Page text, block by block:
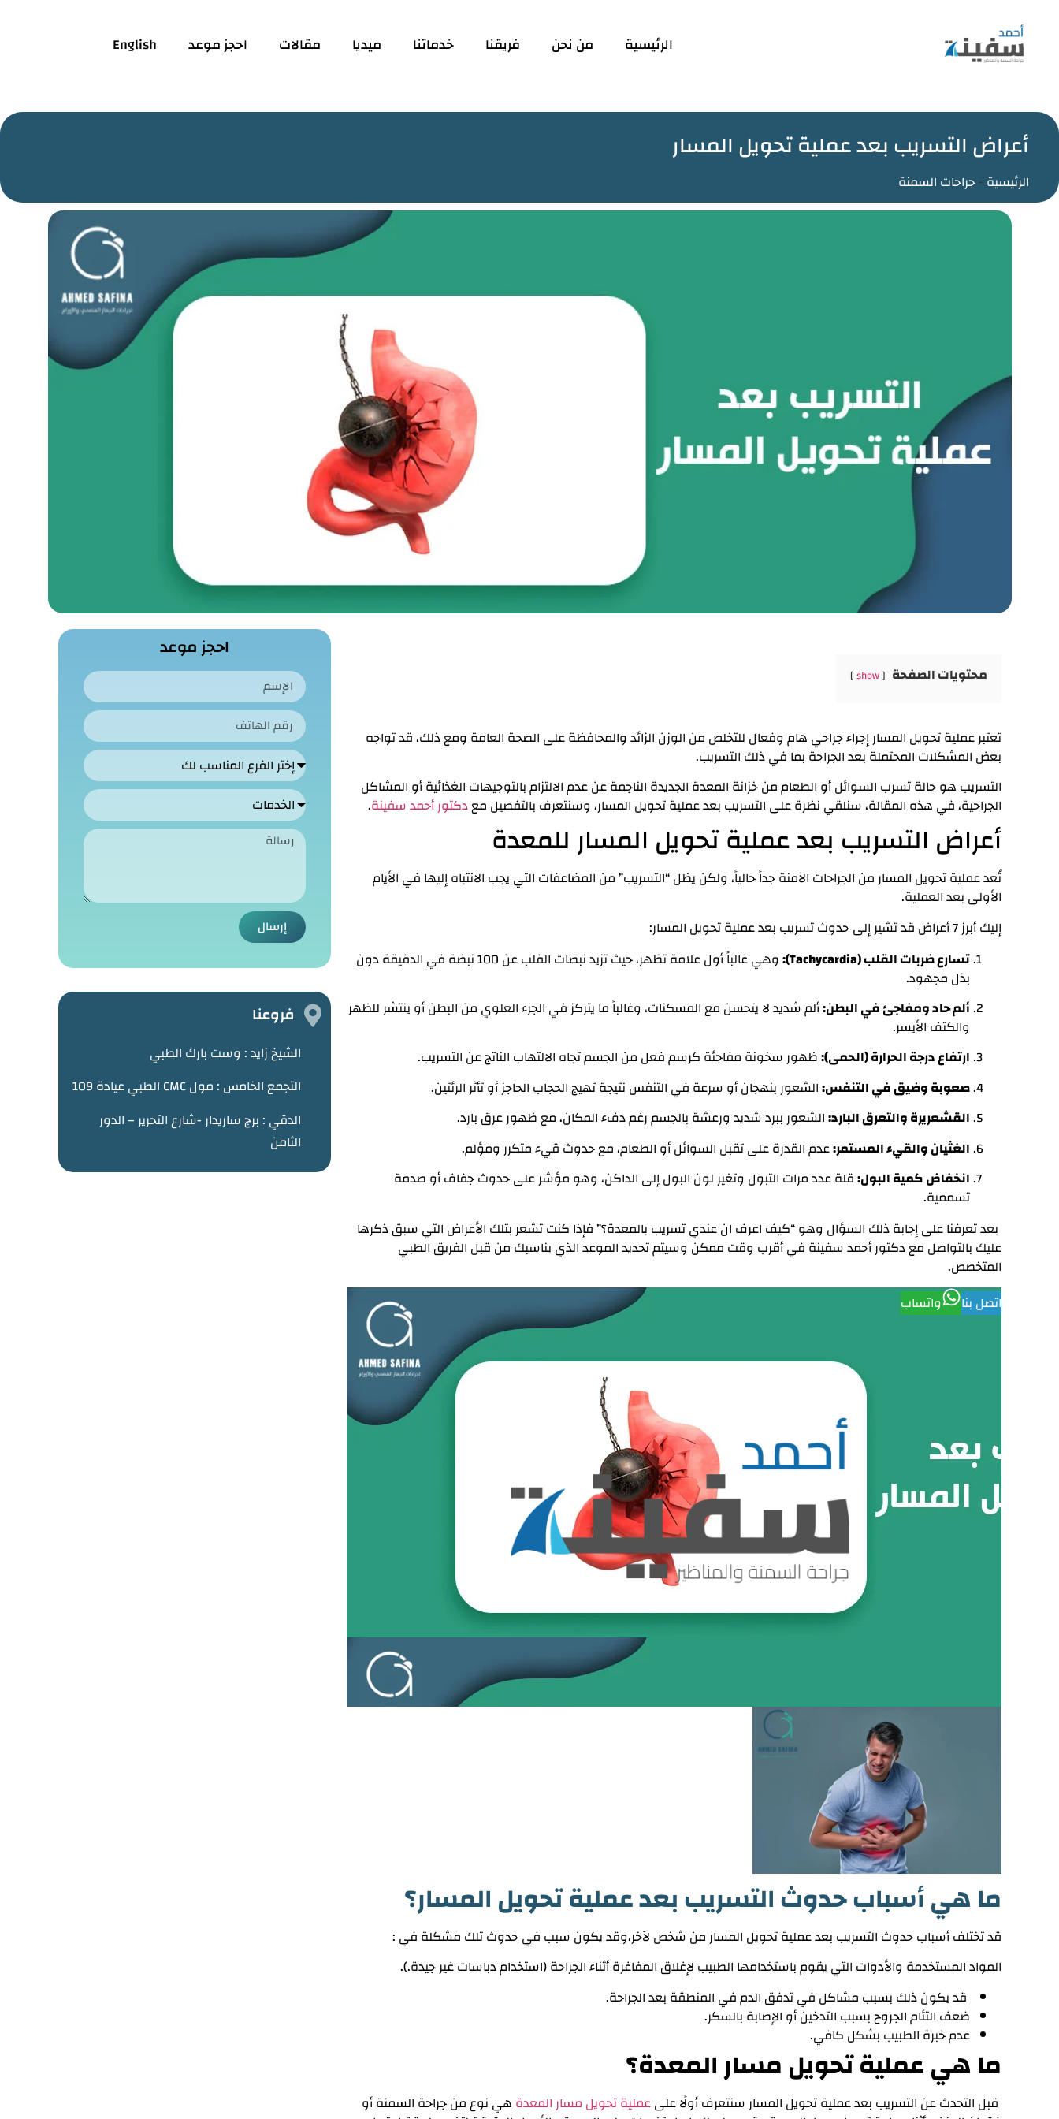
الرئيسية من نحن فريقنا خدماتنا ميديا مقالات احجز موعد English
أعراض التسريب بعد عملية تحويل المسار
الرئيسية -جراحات السمنة
محتويات الصفحة show
تعتبر عملية تحويل المسار إجراء جراحي هام وفعال للتخلص من الوزن الزائد والمحافظة على الصحة العامة ومع ذلك، قد تواجه
بعض المشكلات المحتملة بعد الجراحة بما في ذلك التسريب.
التسريب هو حالة تسرب السوائل أو الطعام من خزانة المعدة الجديدة الناجمة عن عدم الالتزام بالتوجيهات الغذائية أو المشاكل
الجراحية،في هذه المقالة، سنلقي نظرة على التسريب بعد عملية تحويل المسار، وسنتعرف بالتفصيل معدكتور أحمد سفينة.
أعراض التسريب بعد عملية تحويل المسار للمعدة
تُعد عملية تحويل المسار من الجراحات الآمنة جداً حالياً، ولكن يظل “التسريب” من المضاعفات التي يجب الانتباه إليها في الأيام
الأولى بعد العملية.
إليك أبرز 7 أعراض قد تشير إلى حدوث تسريب بعد عملية تحويل المسار:
تسارع ضربات القلب (Tachycardia):
وهي غالباً أول علامة تظهر، حيث تزيد نبضات القلب عن 100 نبضة في الدقيقة دون
بذل مجهود.
ألم حاد ومفاجئ في البطن:ألم شديد لا يتحسن مع المسكنات، وغالباً ما يتركز في الجزء العلوي من البطن أو ينتشر للظهر
والكتف الأيسر.
ارتفاع درجة الحرارة (الحمى):ظهور سخونة مفاجئة كرسم فعل من الجسم تجاه الالتهاب الناتج عن التسريب.
صعوبة وضيق في التنفس:الشعور بنهجان أو سرعة في التنفس نتيجة تهيج الحجاب الحاجز أو تأثر الرئتين.
القشعريرة والتعرق البارد:الشعور ببرد شديد ورعشة بالجسم رغم دفء المكان، مع ظهور عرق بارد.
الغثيان والقيء المستمر:عدم القدرة على تقبل السوائل أو الطعام، مع حدوث قيء متكرر ومؤلم.
انخفاض كمية البول:قلة عدد مرات التبول وتغير لون البول إلى الداكن، وهو مؤشر على حدوث جفاف أو صدمة
تسممية.
بعد تعرفنا على إجابة ذلك السؤال وهو “كيف اعرف ان عندي تسريب بالمعدة؟” فإذا كنت تشعر بتلك الأعراض التي سبق ذكرها
عليك بالتواصل مع دكتور أحمد سفينة في أقرب وقت ممكن وسيتم تحديد الموعد الذي يناسبك من قبل الفريق الطبي
المتخصص.
اتصل بنا
واتساب
ما هي أسباب حدوثالتسريب بعد عملية تحويل المسار؟
قد تختلفأسباب حدوث التسريب بعد عملية تحويل المسار من شخص لآخر،وقد يكون سبب في حدوث تلك مشكلة في :
المواد المستخدمة والأدوات التي يقوم باستخدامها الطبيب لإغلاق المفاغرة أثناء الجراحة (استخدام دباسات غير جيدة.).
قد يكون ذلك بسبب مشاكل في تدفق الدم في المنطقة بعد الجراحة.
ضعف التئام الجروح بسبب التدخين أو الإصابة بالسكر.
عدم خبرة الطبيب بشكل كافي.
ما هي عملية تحويل مسار المعدة؟
قبل التحدث عن التسريب بعدعملية تحويل المسار سنتعرفأولًا علىعملية تحويل مسار المعدة هي نوع من جراحة السمنة أو
احجز موعد
إرسال
فروعنا
الشيخ زايد : وست بارك الطبي
التجمع الخامس : مول CMC الطبي عيادة 109
الدقي : برج ساريدار -شارع التحرير – الدور
الثامن